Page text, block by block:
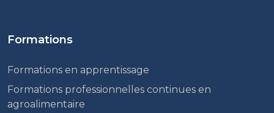
Formations
Formations en apprentissage
Formations professionnelles continues en
agroalimentaire